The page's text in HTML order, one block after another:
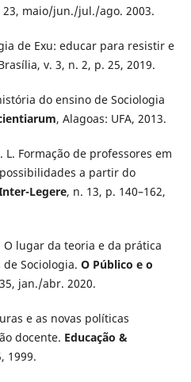
23, maio/jun./jul./ago. 2003.
de Exu: educar para resistir e
v. 3, n. 2, p. 25, 2019.
do ensino de Sociologia
, Alagoas: UFA, 2013.
L. Formação de professores em
a partir do
Legere, n. 13, p. 140–162,
O lugar da teoria e da prática
Sociologia. O Público e o
jan./abr. 2020.
e as novas políticas
docente. Educação &
1999.